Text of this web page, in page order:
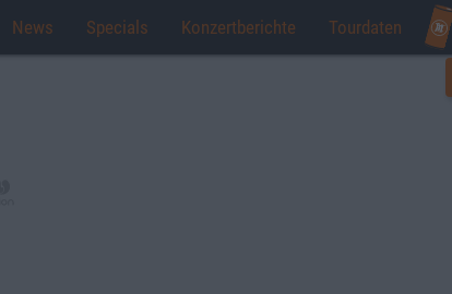
News Specials Konzertberichte Tourdaten